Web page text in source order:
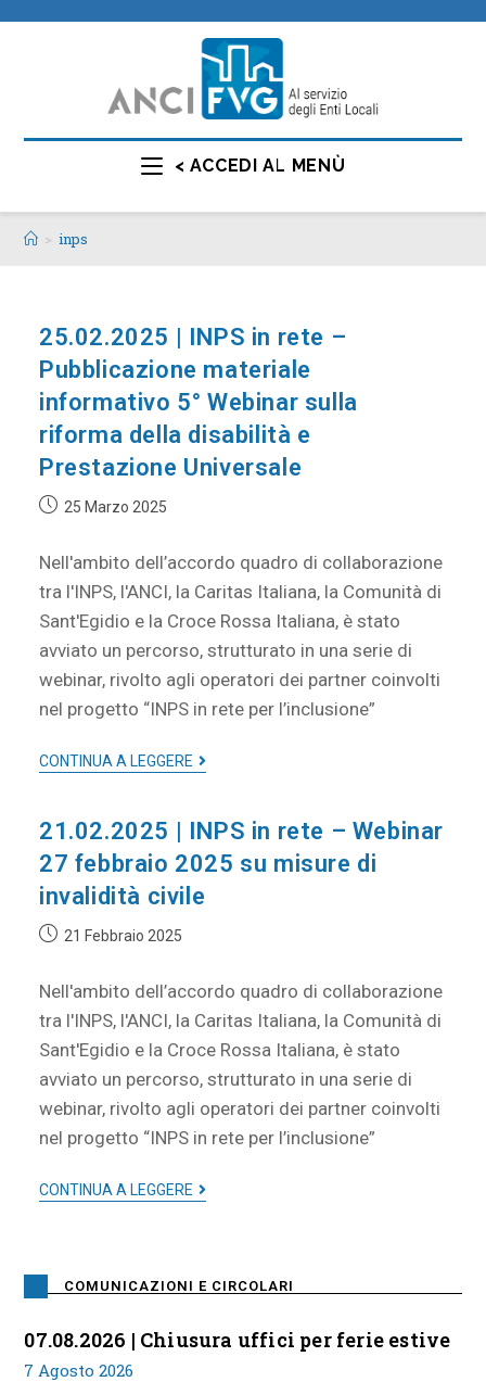
< ACCEDI AL MENÙ
> inps
25.02.2025 | INPS in rete –
Pubblicazione materiale
informativo 5° Webinar sulla
riforma della disabilità e
Prestazione Universale
25 Marzo 2025
Nell'ambito dell’accordo quadro di collaborazione
tra l'INPS, l'ANCI, la Caritas Italiana, la Comunità di
Sant'Egidio e la Croce Rossa Italiana, è stato
avviato un percorso, strutturato in una serie di
webinar, rivolto agli operatori dei partner coinvolti
nel progetto “INPS in rete per l’inclusione”
CONTINUA A LEGGERE
21.02.2025 | INPS in rete – Webinar
27 febbraio 2025 su misure di
invalidità civile
21 Febbraio 2025
Nell'ambito dell’accordo quadro di collaborazione
tra l'INPS, l'ANCI, la Caritas Italiana, la Comunità di
Sant'Egidio e la Croce Rossa Italiana, è stato
avviato un percorso, strutturato in una serie di
webinar, rivolto agli operatori dei partner coinvolti
nel progetto “INPS in rete per l’inclusione”
CONTINUA A LEGGERE
COMUNICAZIONI E CIRCOLARI
07.08.2026 | Chiusura uffici per ferie estive
7 Agosto 2026